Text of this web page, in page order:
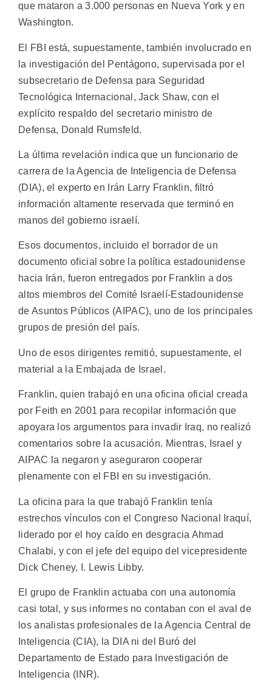
que mataron a 3.000 personas en Nueva York y en
Washington.
El FBI está, supuestamente, también involucrado en
la investigación del Pentágono, supervisada por el
subsecretario de Defensa para Seguridad
Tecnológica Internacional, Jack Shaw, con el
explícito respaldo del secretario ministro de
Defensa, Donald Rumsfeld.
La última revelación indica que un funcionario de
carrera de la Agencia de Inteligencia de Defensa
(DIA), el experto en Irán Larry Franklin, filtró
información altamente reservada que terminó en
manos del gobierno israelí.
Esos documentos, incluido el borrador de un
documento oficial sobre la política estadounidense
hacia Irán, fueron entregados por Franklin a dos
altos miembros del Comité Israelí-Estadounidense
de Asuntos Públicos (AIPAC), uno de los principales
grupos de presión del país.
Uno de esos dirigentes remitió, supuestamente, el
material a la Embajada de Israel.
Franklin, quien trabajó en una oficina oficial creada
por Feith en 2001 para recopilar información que
apoyara los argumentos para invadir Iraq, no realizó
comentarios sobre la acusación. Mientras, Israel y
AIPAC la negaron y aseguraron cooperar
plenamente con el FBI en su investigación.
La oficina para la que trabajó Franklin tenía
estrechos vínculos con el Congreso Nacional Iraquí,
liderado por el hoy caído en desgracia Ahmad
Chalabi, y con el jefe del equipo del vicepresidente
Dick Cheney, I. Lewis Libby.
El grupo de Franklin actuaba con una autonomía
casi total, y sus informes no contaban con el aval de
los analistas profesionales de la Agencia Central de
Inteligencia (CIA), la DIA ni del Buró del
Departamento de Estado para Investigación de
Inteligencia (INR).